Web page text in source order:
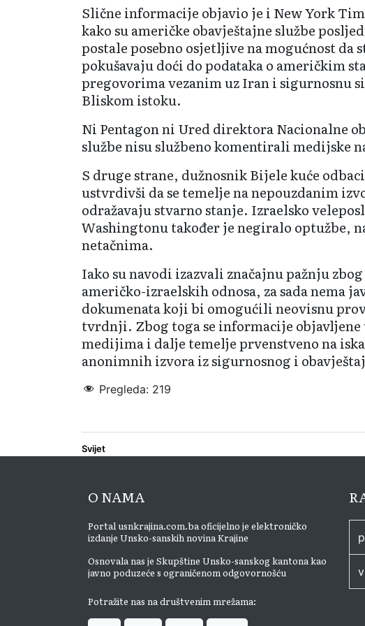
Slične informacije objavio je i New York
kako su američke obavještajne službe
postale posebno osjetljive na mogućnost da
pokušavaju doći do podataka o američkim
pregovorima vezanim uz Iran i sigurnosnu
Bliskom istoku.
Ni Pentagon ni Ured direktora Nacionalne
službe nisu službeno komentirali medijske
S druge strane, dužnosnik Bijele kuće
ustvrdivši da se temelje na nepouzdanim
odražavaju stvarno stanje. Izraelsko
Washingtonu također je negiralo optužbe,
netačnima.
Iako su navodi izazvali značajnu pažnju
američko-izraelskih odnosa, za sada nema
dokumenata koji bi omogućili neovisnu
tvrdnji. Zbog toga se informacije objavljene
medijima i dalje temelje prvenstveno na
anonimnih izvora iz sigurnosnog i
Pregleda: 219
Svijet
O NAMA
Portal usnkrajina.com.ba oficijelno je elektroničko
izdanje Unsko-sanskih novina Krajine
Osnovala nas je Skupštine Unsko-sanskog kantona kao
javno poduzeće s ograničenom odgovornošću
Potražite nas na društvenim mrežama: